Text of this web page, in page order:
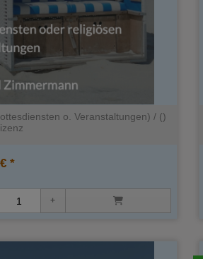
o. Veranstaltungen) / ()
*